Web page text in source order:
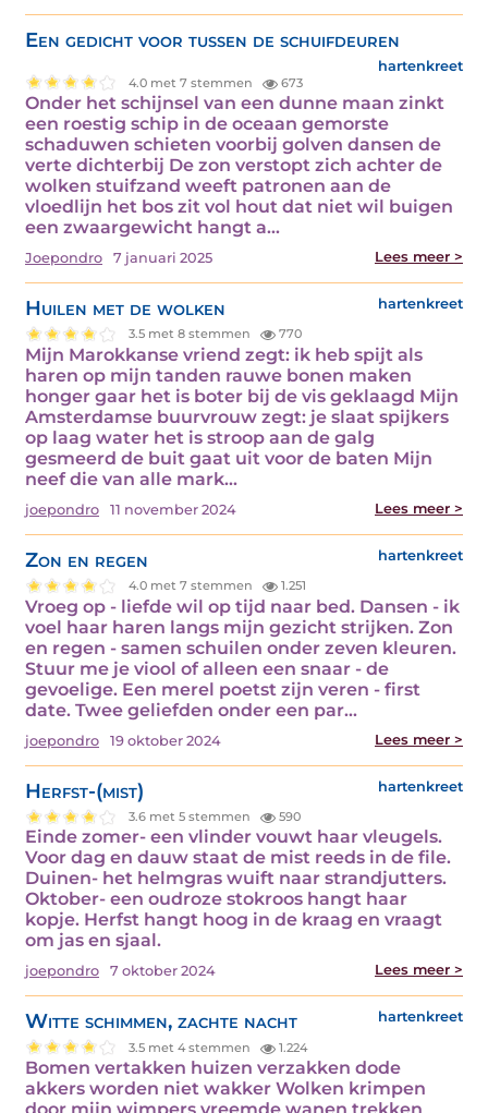
Een gedicht voor tussen de schuifdeuren
hartenkreet
4.0 met 7 stemmen 673
Onder het schijnsel van een dunne maan zinkt
een roestig schip in de oceaan gemorste
schaduwen schieten voorbij golven dansen de
verte dichterbij De zon verstopt zich achter de
wolken stuifzand weeft patronen aan de
vloedlijn het bos zit vol hout dat niet wil buigen
een zwaargewicht hangt a...
Joepondro 7 januari 2025 Lees meer >
Huilen met de wolken hartenkreet
3.5 met 8 stemmen 770
Mijn Marokkanse vriend zegt: ik heb spijt als
haren op mijn tanden rauwe bonen maken
honger gaar het is boter bij de vis geklaagd Mijn
Amsterdamse buurvrouw zegt: je slaat spijkers
op laag water het is stroop aan de galg
gesmeerd de buit gaat uit voor de baten Mijn
neef die van alle mark...
joepondro 11 november 2024 Lees meer >
Zon en regen hartenkreet
4.0 met 7 stemmen 1.251
Vroeg op - liefde wil op tijd naar bed. Dansen - ik
voel haar haren langs mijn gezicht strijken. Zon
en regen - samen schuilen onder zeven kleuren.
Stuur me je viool of alleen een snaar - de
gevoelige. Een merel poetst zijn veren - first
date. Twee geliefden onder een par...
joepondro 19 oktober 2024 Lees meer >
Herfst-(mist) hartenkreet
3.6 met 5 stemmen 590
Einde zomer- een vlinder vouwt haar vleugels.
Voor dag en dauw staat de mist reeds in de file.
Duinen- het helmgras wuift naar strandjutters.
Oktober- een oudroze stokroos hangt haar
kopje. Herfst hangt hoog in de kraag en vraagt
om jas en sjaal.
joepondro 7 oktober 2024 Lees meer >
Witte schimmen, zachte nacht hartenkreet
3.5 met 4 stemmen 1.224
Bomen vertakken huizen verzakken dode
akkers worden niet wakker Wolken krimpen